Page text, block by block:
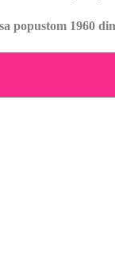
popustom 1960 din